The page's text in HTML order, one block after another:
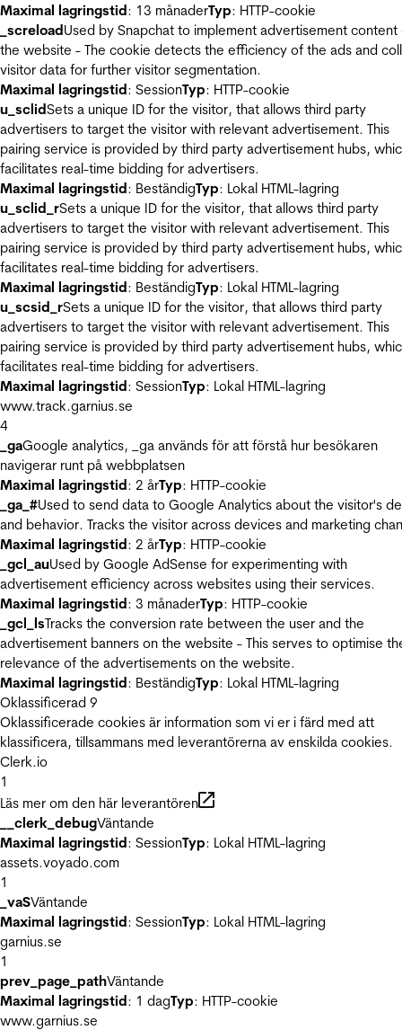
Maximal lagringstid: 13 månaderTyp: HTTP-cookie
_screloadUsed by Snapchat to implement advertisement content
the website - The cookie detects the efficiency of the ads and
visitor data for further visitor segmentation.
Maximal lagringstid: SessionTyp: HTTP-cookie
u_sclidSets a unique ID for the visitor, that allows third party
advertisers to target the visitor with relevant advertisement. This
pairing service is provided by third party advertisement hubs,
facilitates real-time bidding for advertisers.
Maximal lagringstid: BeständigTyp: Lokal HTML-lagring
u_sclid_rSets a unique ID for the visitor, that allows third party
advertisers to target the visitor with relevant advertisement. This
pairing service is provided by third party advertisement hubs,
facilitates real-time bidding for advertisers.
Maximal lagringstid: BeständigTyp: Lokal HTML-lagring
u_scsid_rSets a unique ID for the visitor, that allows third party
advertisers to target the visitor with relevant advertisement. This
pairing service is provided by third party advertisement hubs,
facilitates real-time bidding for advertisers.
Maximal lagringstid: SessionTyp: Lokal HTML-lagring
www.track.garnius.se
4
_gaGoogle analytics, _ga används för att förstå hur besökaren
navigerar runt på webbplatsen
Maximal lagringstid: 2 årTyp: HTTP-cookie
_ga_#Used to send data to Google Analytics about the visitor's
and behavior. Tracks the visitor across devices and marketing
Maximal lagringstid: 2 årTyp: HTTP-cookie
_gcl_auUsed by Google AdSense for experimenting with
advertisement efficiency across websites using their services.
Maximal lagringstid: 3 månaderTyp: HTTP-cookie
_gcl_lsTracks the conversion rate between the user and the
advertisement banners on the website - This serves to optimise
relevance of the advertisements on the website.
Maximal lagringstid: BeständigTyp: Lokal HTML-lagring
Oklassificerad 9
Oklassificerade cookies är information som vi er i färd med att
klassificera, tillsammans med leverantörerna av enskilda cookies.
Clerk.io
1
Läs mer om den här leverantören
__clerk_debugVäntande
Maximal lagringstid: SessionTyp: Lokal HTML-lagring
assets.voyado.com
1
_vaSVäntande
Maximal lagringstid: SessionTyp: Lokal HTML-lagring
garnius.se
1
prev_page_pathVäntande
Maximal lagringstid: 1 dagTyp: HTTP-cookie
www.garnius.se